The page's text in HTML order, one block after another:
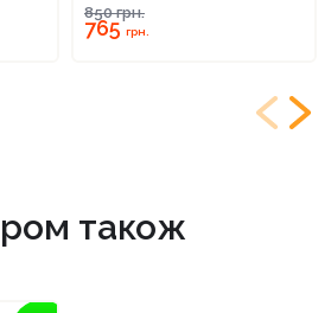
850грн.
765грн.
також